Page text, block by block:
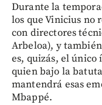
Durante la
los que Vinicius no
con directores
Arbeloa), y
es, quizás, el único
quien bajo la
mantendrá esas
Mbappé.